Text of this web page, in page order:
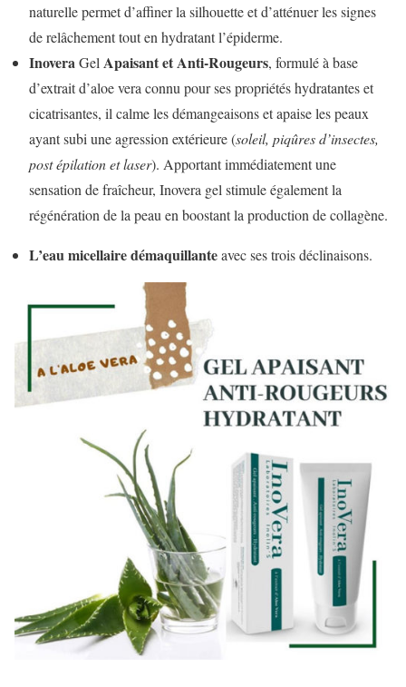
naturelle permet d’affiner la silhouette et d’atténuer les signes
de relâchement tout en hydratant l’épiderme.
InoveraGel Apaisant et Anti-Rougeurs, formulé à base
d’extrait d’aloe vera connu pour ses propriétés hydratantes et
cicatrisantes, il calme les démangeaisons et apaise les peaux
ayant subi une agression extérieure (soleil, piqûres d’insectes,
post épilation et laser). Apportant immédiatement une
sensation de fraîcheur, Inovera gel stimule également la
régénération de la peau en boostant la production de collagène.
L’eau micellaire démaquillanteavec ses trois déclinaisons.